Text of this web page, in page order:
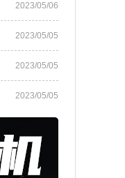
2023/05/06
2023/05/05
2023/05/05
2023/05/05